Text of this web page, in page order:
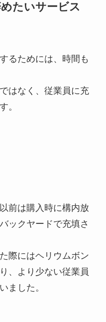
たいサービス
るためには、時間も
はなく、従業員に充
。
前は購入時に構内放
ックヤードで充填さ
際にはヘリウムボン
、より少ない従業員
ました。